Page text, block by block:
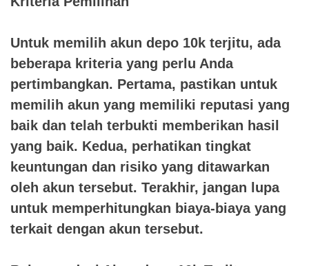
Untuk memilih akun depo 10k terjitu, ada
beberapa kriteria yang perlu Anda
pertimbangkan. Pertama, pastikan untuk
memilih akun yang memiliki reputasi yang
baik dan telah terbukti memberikan hasil
yang baik. Kedua, perhatikan tingkat
keuntungan dan risiko yang ditawarkan
oleh akun tersebut. Terakhir, jangan lupa
untuk memperhitungkan biaya-biaya yang
terkait dengan akun tersebut.